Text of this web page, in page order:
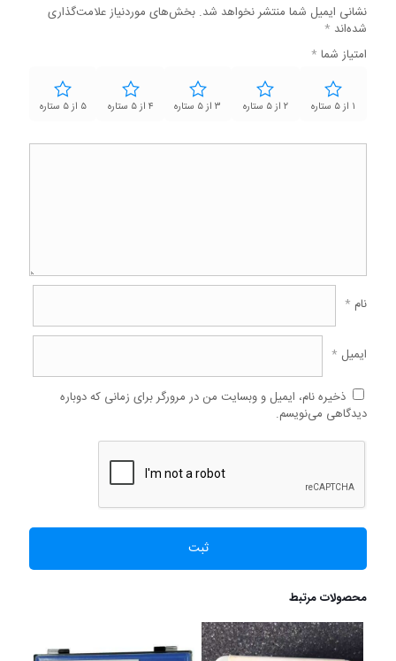
نشانی ایمیل شما منتشر نخواهد شد. بخش‌های موردنیاز علامت‌گذاری
شده‌اند *
امتیاز شما *
۱ از ۵ ستاره ۲ از ۵ ستاره ۳ از ۵ ستاره ۴ از ۵ ستاره ۵ از ۵ ستاره
نام *
ایمیل *
ذخیره نام، ایمیل و وبسایت من در مرورگر برای زمانی که دوباره
دیدگاهی می‌نویسم.
محصولات مرتبط